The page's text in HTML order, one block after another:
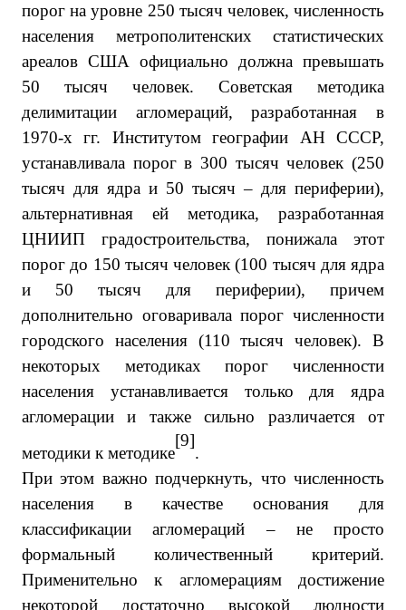
порог на уровне 250 тысяч человек, численность
населения метрополитенских статистических
ареалов США официально должна превышать
50 тысяч человек. Советская методика
делимитации агломераций, разработанная в
1970-х гг. Институтом географии АН СССР,
устанавливала порог в 300 тысяч человек (250
тысяч для ядра и 50 тысяч – для периферии),
альтернативная ей методика, разработанная
ЦНИИП градостроительства, понижала этот
порог до 150 тысяч человек (100 тысяч для ядра
и 50 тысяч для периферии), причем
дополнительно оговаривала порог численности
городского населения (110 тысяч человек). В
некоторых методиках порог численности
населения устанавливается только для ядра
агломерации и также сильно различается от
методики к методике
[9]
.
При этом важно подчеркнуть, что численность
населения в качестве основания для
классификации агломераций – не просто
формальный количественный критерий.
Применительно к агломерациям достижение
некоторой достаточно высокой людности